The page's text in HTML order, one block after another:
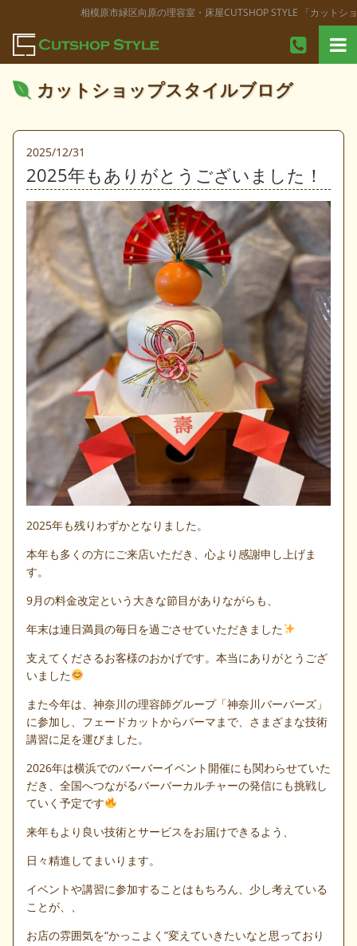
相模原市緑区向原の理容室・床屋CUTSHOP STYLE 「カットショ
カットショップスタイルブログ
2025/12/31
2025年もありがとうございました！
2025年も残りわずかとなりました。
本年も多くの方にご来店いただき、心より感謝申し上げま
す。
9月の料金改定という大きな節目がありながらも、
年末は連日満員の毎日を過ごさせていただきました
支えてくださるお客様のおかげです。本当にありがとうござ
いました
また今年は、神奈川の理容師グループ「神奈川バーバーズ」
に参加し、フェードカットからパーマまで、さまざまな技術
講習に足を運びました。
2026年は横浜でのバーバーイベント開催にも関わらせていた
だき、全国へつながるバーバーカルチャーの発信にも挑戦し
ていく予定です
来年もより良い技術とサービスをお届けできるよう、
日々精進してまいります。
イベントや講習に参加することはもちろん、少し考えている
ことが、、
お店の雰囲気を“かっこよく”変えていきたいなと思っており